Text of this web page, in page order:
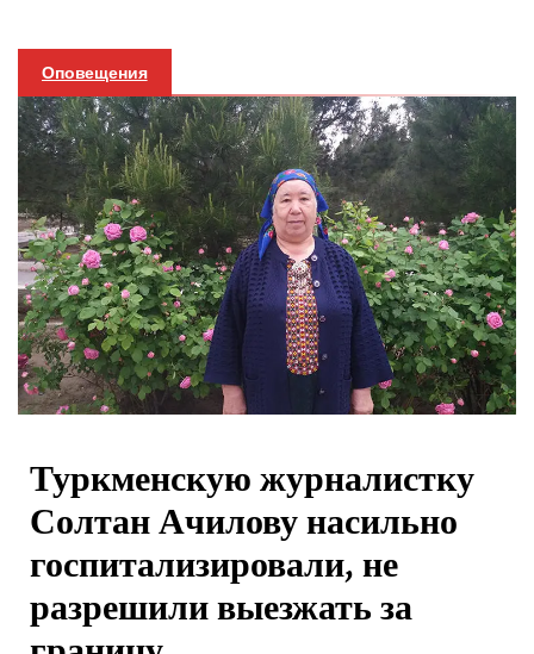
Оповещения
Туркменскую журналистку
Солтан Ачилову насильно
госпитализировали, не
разрешили выезжать за